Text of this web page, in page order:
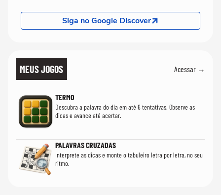
Siga no Google Discover
MEUS JOGOS Acessar →
TERMO
Descubra a palavra do dia em até 6 tentativas. Observe as
dicas e avance até acertar.
PALAVRAS CRUZADAS
Interprete as dicas e monte o tabuleiro letra por letra, no seu
ritmo.